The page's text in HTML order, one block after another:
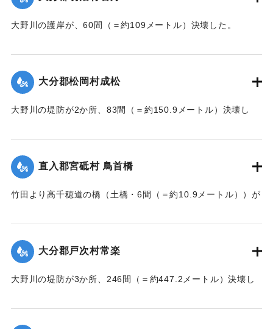
大野川の護岸が、60間（＝約109メートル）決壊した。
｜固有コード:
大分郡松岡村成松
大野川の堤防が2か所、83間（＝約150.9メートル）決壊し
｜固有コード: 002680208
直入郡宮砥村 鳥首橋
竹田より高千穂道の橋（土橋・6間（＝約10.9メートル））が
｜固有コード: 002680202
大分郡戸次村常楽
大野川の堤防が3か所、246間（＝約447.2メートル）決壊し